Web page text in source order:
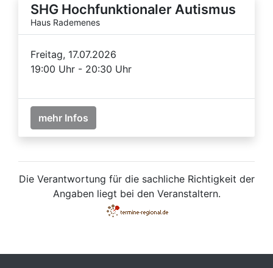
SHG Hochfunktionaler Autismus
Haus Rademenes
Freitag, 17.07.2026
19:00 Uhr - 20:30 Uhr
mehr Infos
Die Verantwortung für die sachliche Richtigkeit der
Angaben liegt bei den Veranstaltern.